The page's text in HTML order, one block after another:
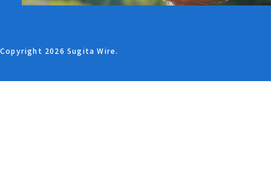
Copyright 2026 Sugita Wire.